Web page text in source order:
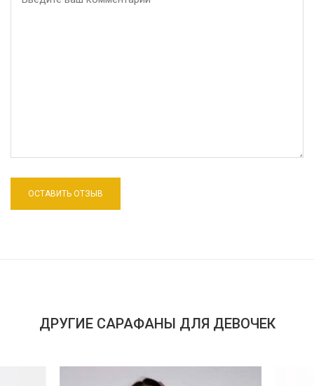
ДРУГИЕ САРАФАНЫ ДЛЯ ДЕВОЧЕК